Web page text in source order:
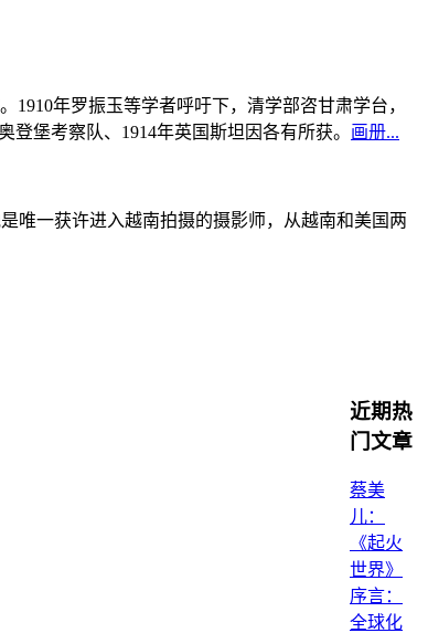
1910年罗振玉等学者呼吁下，清学部咨甘肃学台，
堡考察队、1914年英国斯坦因各有所获。 画册...
唯一获许进入越南拍摄的摄影师，从越南和美国两
近期热
门文章
蔡美
儿：
《起火
世界》
序言：
全球化